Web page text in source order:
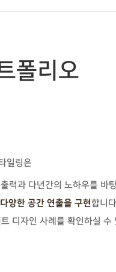
폴리오
일링은
력과 다년간의 노하우를 바
다양한 공간 연출을 구현합니
디자인 사례를 확인하실 수